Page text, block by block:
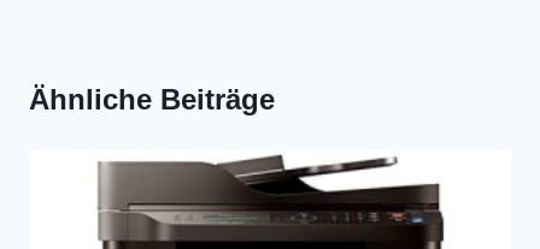
Ähnliche Beiträge